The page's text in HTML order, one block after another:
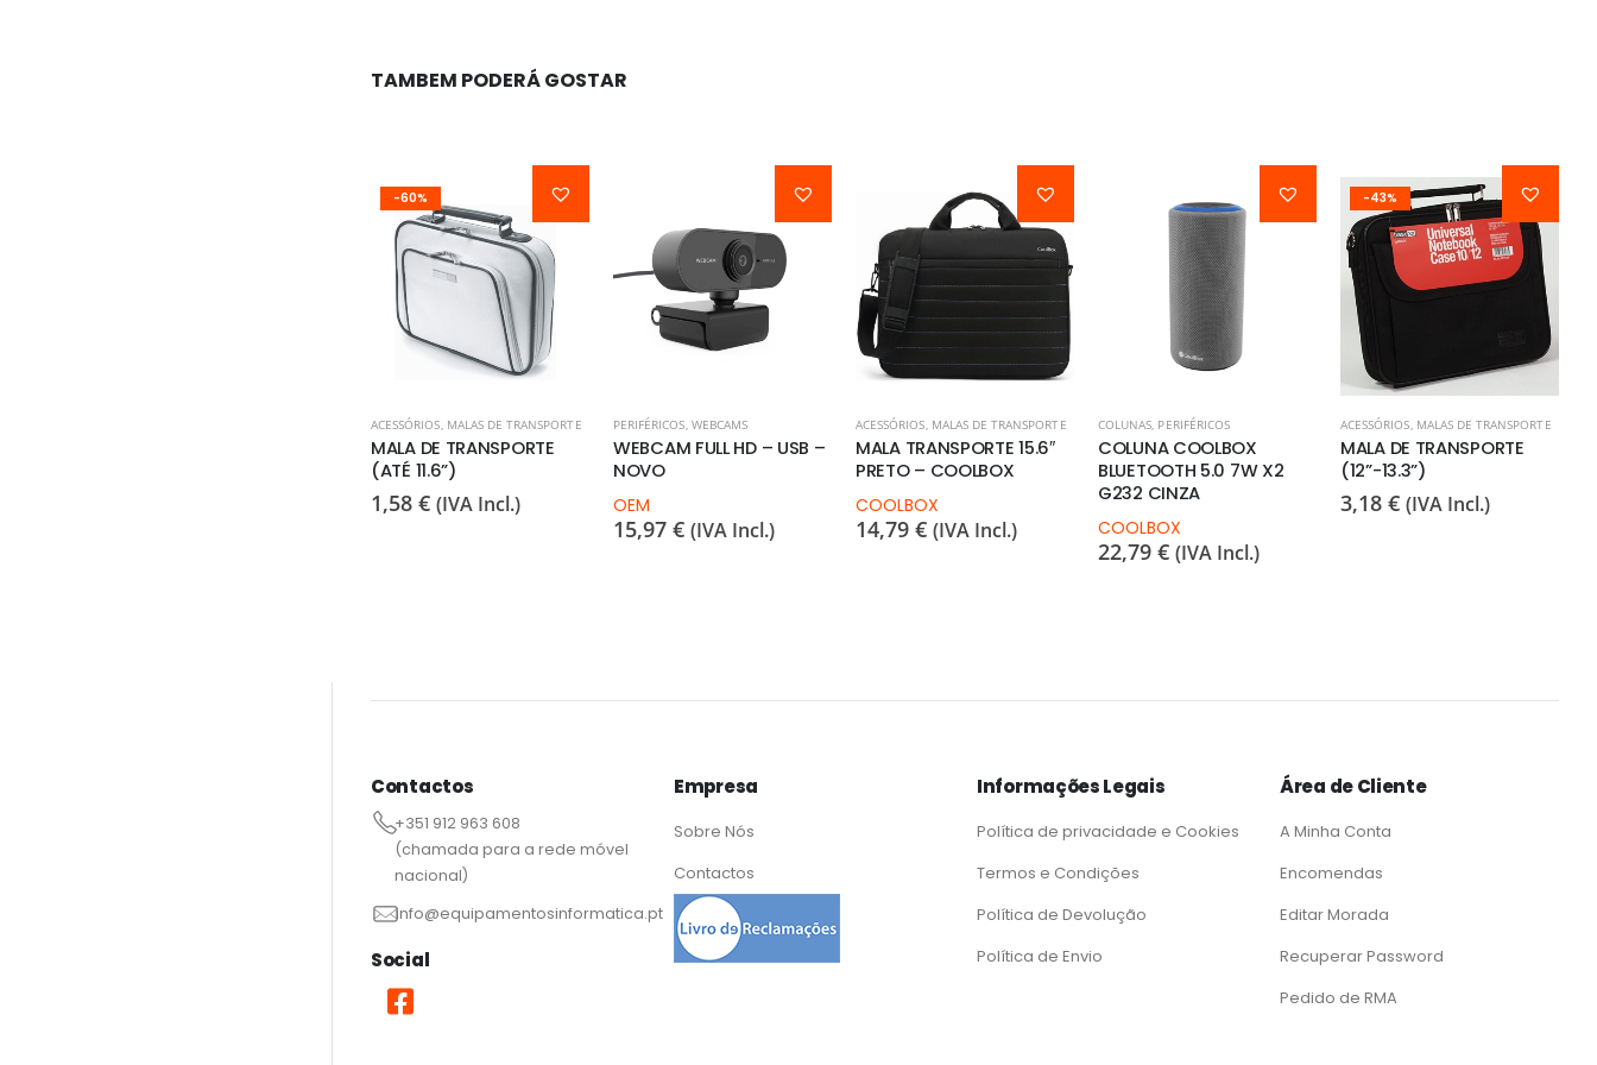
TAMBEM PODERÁ GOSTAR
-60%
ACESSÓRIOS MALAS DE TRANSPORTE
MALA DE TRANSPORTE
(ATÉ 11.6”)
1,58 € (IVA Incl.)
PERIFÉRICOS WEBCAMS
WEBCAM FULL HD – USB –
NOVO
OEM
15,97 € (IVA Incl.)
ACESSÓRIOS MALAS DE TRANSPORTE
MALA TRANSPORTE 15.6″
PRETO – COOLBOX
COOLBOX
14,79 € (IVA Incl.)
COLUNAS PERIFÉRICOS
COLUNA COOLBOX
BLUETOOTH 5.0 7W X2
G232 CINZA
COOLBOX
22,79 € (IVA Incl.)
-43%
ACESSÓRIOS MALAS DE TRANSPORTE
MALA DE TRANSPORTE
(12”-13.3”)
3,18 € (IVA Incl.)
Contactos
+351 912 963 608
(chamada para a rede móvel
nacional)
info@equipamentosinformatica.pt
Social
Empresa
Sobre Nós
Contactos
Informações Legais
Política de privacidade e Cookies
Termos e Condições
Política de Devolução
Política de Envio
Área de Cliente
A Minha Conta
Encomendas
Editar Morada
Recuperar Password
Pedido de RMA